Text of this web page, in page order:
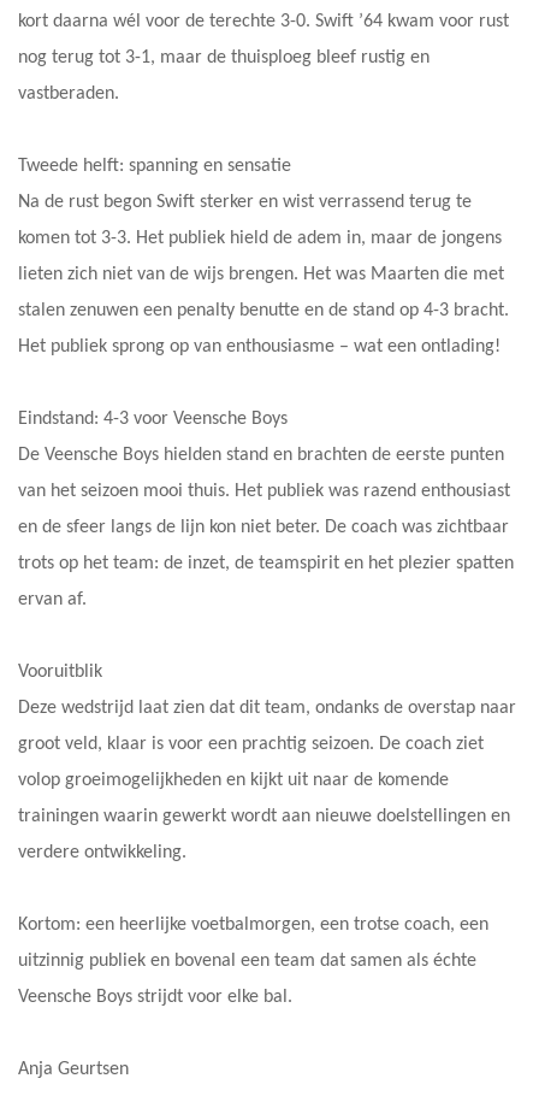
kort daarna wél voor de terechte 3-0. Swift ’64 kwam voor rust
nog terug tot 3-1, maar de thuisploeg bleef rustig en
vastberaden.
Tweede helft: spanning en sensatie
Na de rust begon Swift sterker en wist verrassend terug te
komen tot 3-3. Het publiek hield de adem in, maar de jongens
lieten zich niet van de wijs brengen. Het was Maarten die met
stalen zenuwen een penalty benutte en de stand op 4-3 bracht.
Het publiek sprong op van enthousiasme – wat een ontlading!
Eindstand: 4-3 voor Veensche Boys
De Veensche Boys hielden stand en brachten de eerste punten
van het seizoen mooi thuis. Het publiek was razend enthousiast
en de sfeer langs de lijn kon niet beter. De coach was zichtbaar
trots op het team: de inzet, de teamspirit en het plezier spatten
ervan af.
Vooruitblik
Deze wedstrijd laat zien dat dit team, ondanks de overstap naar
groot veld, klaar is voor een prachtig seizoen. De coach ziet
volop groeimogelijkheden en kijkt uit naar de komende
trainingen waarin gewerkt wordt aan nieuwe doelstellingen en
verdere ontwikkeling.
Kortom: een heerlijke voetbalmorgen, een trotse coach, een
uitzinnig publiek en bovenal een team dat samen als échte
Veensche Boys strijdt voor elke bal.
Anja Geurtsen